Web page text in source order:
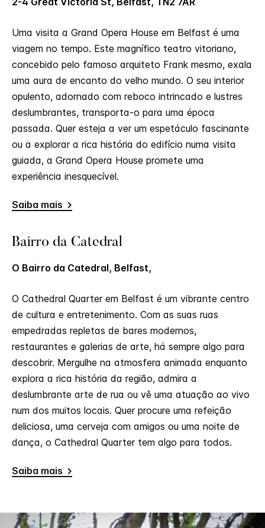
Uma visita a Grand Opera House em Belfast é uma
viagem no tempo. Este magnífico teatro vitoriano,
concebido pelo famoso arquiteto Frank mesmo, exala
uma aura de encanto do velho mundo. O seu interior
opulento, adornado com reboco intrincado e lustres
deslumbrantes, transporta-o para uma época
passada. Quer esteja a ver um espetáculo fascinante
ou a explorar a rica história do edifício numa visita
guiada, a Grand Opera House promete uma
experiência inesquecível.
Saiba mais
Bairro da Catedral
O Bairro da Catedral, Belfast,
O Cathedral Quarter em Belfast é um vibrante centro
de cultura e entretenimento. Com as suas ruas
empedradas repletas de bares modernos,
restaurantes e galerias de arte, há sempre algo para
descobrir. Mergulhe na atmosfera animada enquanto
explora a rica história da região, admira a
deslumbrante arte de rua ou vê uma atuação ao vivo
num dos muitos locais. Quer procure uma refeição
deliciosa, uma cerveja com amigos ou uma noite de
dança, o Cathedral Quarter tem algo para todos.
Saiba mais